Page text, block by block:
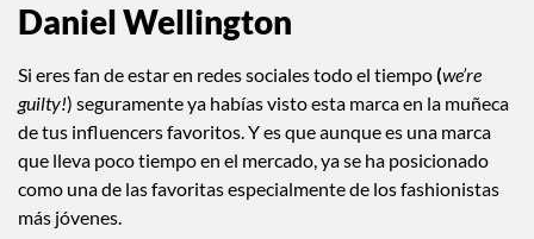
Daniel Wellington
Si eres fan de estar en redes sociales todo el tiempo(we’re
guilty!) seguramente ya habías visto esta marca en la muñeca
de tus influencers favoritos. Y es que aunque es una marca
que lleva poco tiempo en el mercado, ya se ha posicionado
como una de las favoritas especialmente de los fashionistas
más jóvenes.